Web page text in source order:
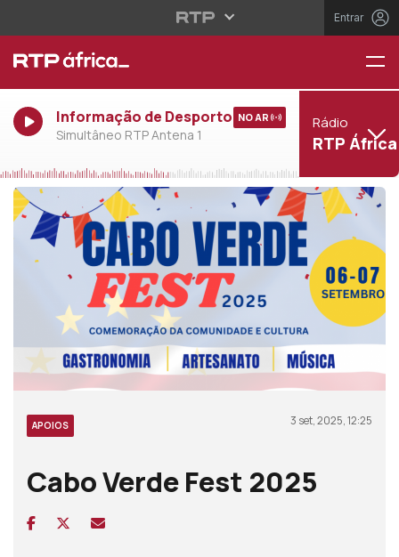
Entrar
Informação de Desporto
Simultâneo RTP Antena 1
NO AR Rádio
RTP África
APOIOS 3 set, 2025, 12:25
Cabo Verde Fest 2025